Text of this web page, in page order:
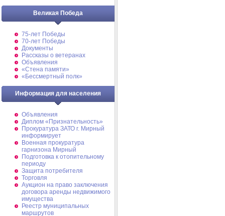
Великая Победа
75-лет Победы
70-лет Победы
Документы
Рассказы о ветеранах
Объявления
«Стена памяти»
«Бессмертный полк»
Информация для населения
Объявления
Диплом «Признательность»
Прокуратура ЗАТО г. Мирный
информирует
Военная прокуратура
гарнизона Мирный
Подготовка к отопительному
периоду
Защита потребителя
Торговля
Аукцион на право заключения
договора аренды недвижимого
имущества
Реестр муниципальных
маршрутов